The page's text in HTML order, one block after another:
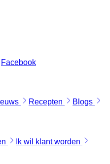
Facebook
Recepten Blogs
Ik wil klant worden